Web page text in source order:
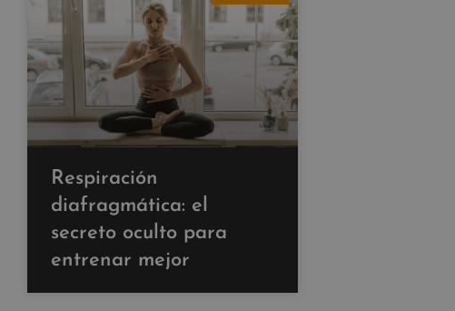
Respiración
diafragmática: el
secreto oculto para
entrenar mejor